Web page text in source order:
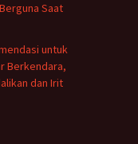
Saat
untuk
Berkendara,
dan Irit